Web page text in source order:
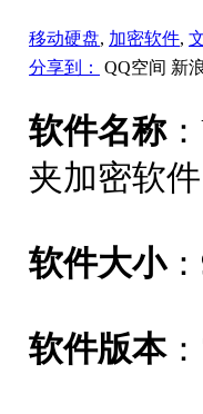
移动硬盘, 加密软件,
分享到：
QQ空间 新
软件名称
夹加密软件
软件大小
软件版本